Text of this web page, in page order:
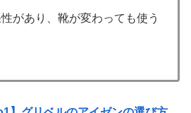
があり、靴が変わっても使う